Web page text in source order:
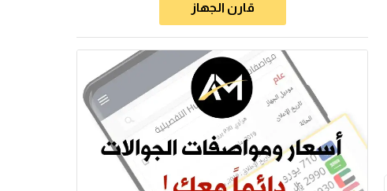
قارن الجهاز